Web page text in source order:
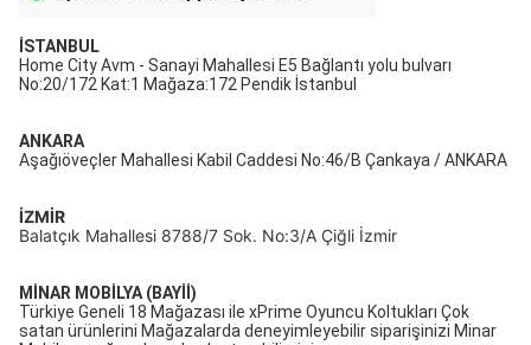
İSTANBUL
Home City Avm - Sanayi Mahallesi E5 Bağlantı yolu bulvarı
No:20/172 Kat:1 Mağaza:172 Pendik İstanbul
ANKARA
Aşağıöveçler Mahallesi Kabil Caddesi No:46/B Çankaya / ANKARA
İZMİR
Balatçık Mahallesi 8788/7 Sok. No:3/A Çiğli İzmir
MİNAR MOBİLYA (BAYİİ)
Türkiye Geneli 18 Mağazası ile xPrime Oyuncu Koltukları Çok
satan ürünlerini Mağazalarda deneyimleyebilir siparişinizi Minar